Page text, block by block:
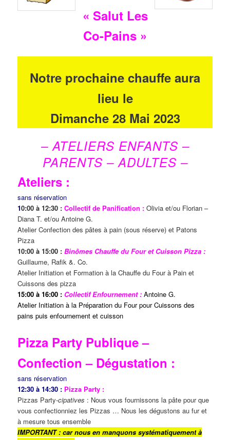
« Salut Les
Co-Pains »
Notre prochaine chauffe aura
lieu le
Dimanche 28 Mai 2023
– ATELIERS ENFANTS –
PARENTS – ADULTES –
Ateliers :
sans réservation
10:00 à 12:30 :Collectif de Panification : Olivia et/ou Florian –
Diana T. et/ou Antoine G.
Atelier Confection des pâtes à pain (sous réserve) et Patons
Pizza
10:00 à 15:00 :Binômes Chauffe du Four et Cuisson Pizza :
Guillaume, Rafik &. Co.
Atelier Initiation et Formation à la Chauffe du Four à Pain et
Cuissons des pizza
15:00 à 16:00 : Collectif Enfournement : Antoine G.
Atelier Initiation à la Préparation du Four pour Cuissons des
pains puis enfournement et cuisson
Pizza Party Publique –
Confection – Dégustation :
sans réservation
12:30 à 14:30 : Pizza Party :
Pizzas Party-cipatives : Nous vous fournissons la pâte pour que
vous confectionniez les Pizzas … Nous les dégustons au fur et
à mesure tous ensemble
IMPORTANT : car nous en manquonssystématiquement à